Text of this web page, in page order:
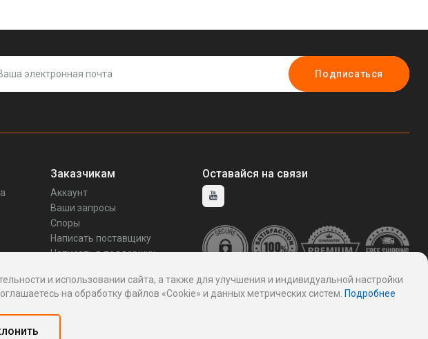
Подписаться
Заказчикам
Аккаунт
Ваши запросы
Споры
Написать поставщику
Написать в поддержку
Оставайся на связи
и использовании сайта, а также для улучшения и индивидуальной настройки
на обработку файлов «Cookie» и данных метрических систем. Подробнее